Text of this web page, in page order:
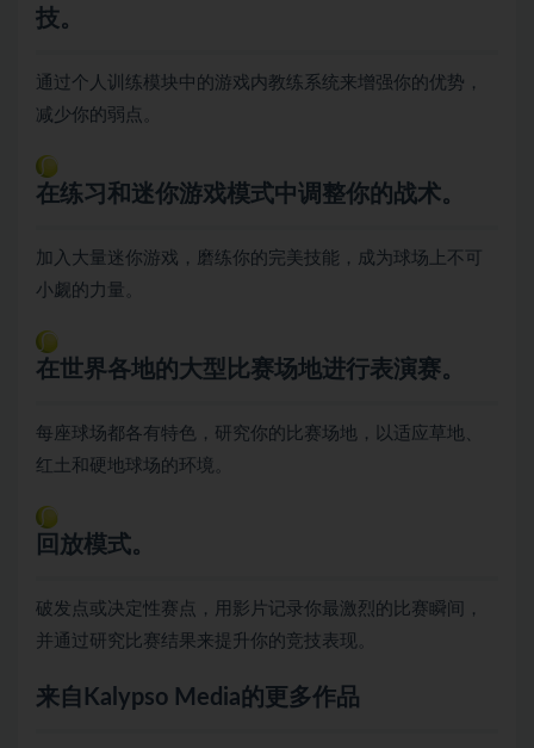
技。
通过个人训练模块中的游戏内教练系统来增强你的优势，
减少你的弱点。
在练习和迷你游戏模式中调整你的战术。
加入大量迷你游戏，磨练你的完美技能，成为球场上不可
小觑的力量。
在世界各地的大型比赛场地进行表演赛。
每座球场都各有特色，研究你的比赛场地，以适应草地、
红土和硬地球场的环境。
回放模式。
破发点或决定性赛点，用影片记录你最激烈的比赛瞬间，
并通过研究比赛结果来提升你的竞技表现。
来自Kalypso Media的更多作品